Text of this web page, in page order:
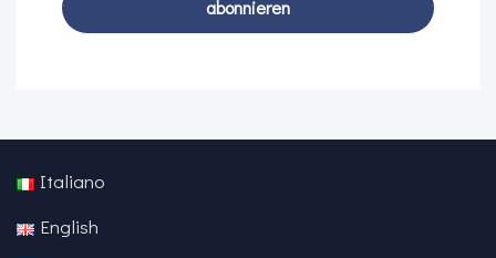
Italiano
English